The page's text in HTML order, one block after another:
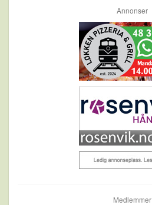
Annonser
Medlemmer